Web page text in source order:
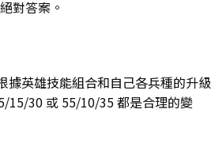
對答案。
據英雄技能組合和自己各兵種的升級
15/30 或 55/10/35 都是合理的變